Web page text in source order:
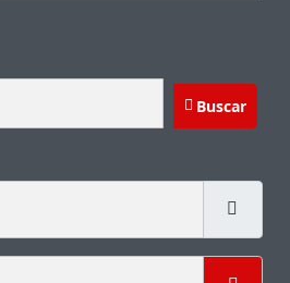
Buscar